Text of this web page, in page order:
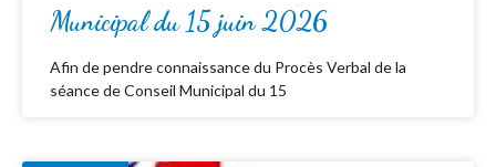
Municipal du 15 juin 2026
Afin de pendre connaissance du Procès Verbal de la
séance de Conseil Municipal du 15